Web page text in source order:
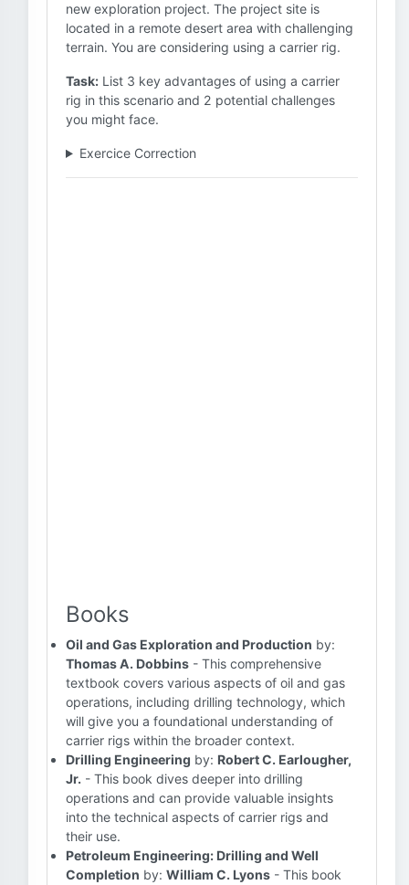
new exploration project. The project site is
located in a remote desert area with challenging
terrain. You are considering using a carrier rig.
Task: List 3 key advantages of using a carrier
rig in this scenario and 2 potential challenges
you might face.
Exercice Correction
Books
Oil and Gas Exploration and Production by:
Thomas A. Dobbins - This comprehensive
textbook covers various aspects of oil and gas
operations, including drilling technology, which
will give you a foundational understanding of
carrier rigs within the broader context.
Drilling Engineering by: Robert C. Earlougher,
Jr. - This book dives deeper into drilling
operations and can provide valuable insights
into the technical aspects of carrier rigs and
their use.
Petroleum Engineering: Drilling and Well
Completion by: William C. Lyons - This book